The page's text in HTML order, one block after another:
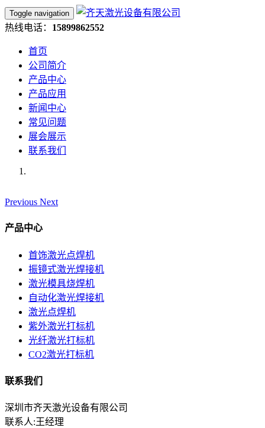
Toggle navigation
热线电话： 15899862552
首页
公司简介
产品中心
产品应用
新闻中心
常见问题
展会展示
联系我们
Previous Next
产品中心
首饰激光点焊机
振镜式激光焊接机
激光模具烧焊机
自动化激光焊接机
激光点焊机
紫外激光打标机
光纤激光打标机
CO2激光打标机
联系我们
深圳市齐天激光设备有限公司
联系人:王经理